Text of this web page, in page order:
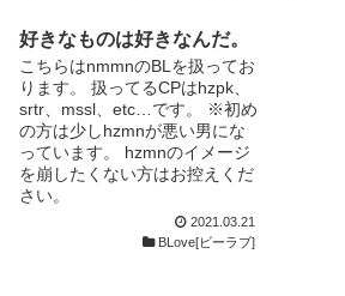
好きなものは好きなんだ。
こちらはnmmnのBLを扱ってお
ります。 扱ってるCPはhzpk、
srtr、mssl、etc…です。 ※初め
の方は少しhzmnが悪い男にな
っています。 hzmnのイメージ
を崩したくない方はお控えくだ
さい。
2021.03.21
BLove[ビーラブ]